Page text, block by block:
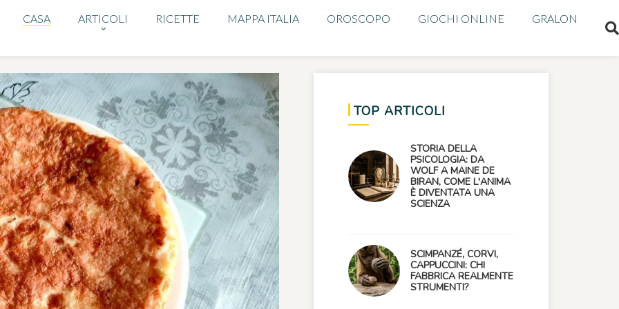
CASA ARTICOLI RICETTE MAPPA ITALIA OROSCOPO GIOCHI ONLINE GRALON
TOP ARTICOLI
STORIA DELLA
PSICOLOGIA: DA
WOLF A MAINE DE
BIRAN, COME L'ANIMA
È DIVENTATA UNA
SCIENZA
SCIMPANZÉ, CORVI,
CAPPUCCINI: CHI
FABBRICA REALMENTE
STRUMENTI?